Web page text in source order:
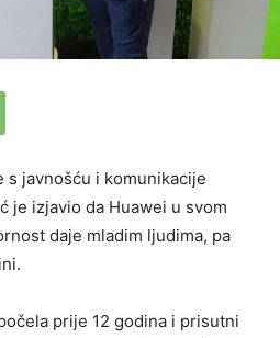
s javnošću i komunikacije
je izjavio da Huawei u svom
daje mladim ljudima, pa
prije 12 godina i prisutni